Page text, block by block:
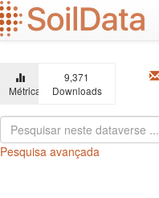
Ir
para
o
principal
Métricas
9,371
Downloads
Pesquisa avançada